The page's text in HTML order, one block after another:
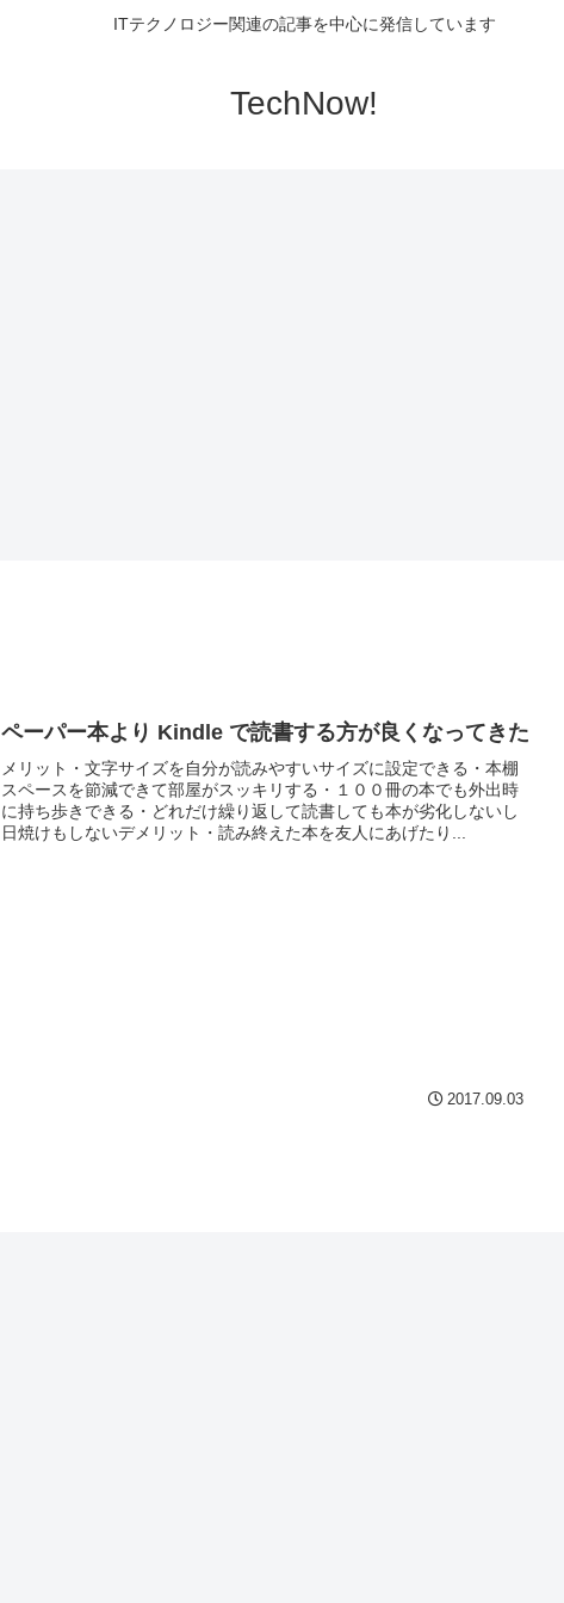
ITテクノロジー関連の記事を中心に発信しています
TechNow!
ペーパー本より Kindle で読書する方が良くなってきた
メリット・文字サイズを自分が読みやすいサイズに設定できる・本棚
スペースを節減できて部屋がスッキリする・１００冊の本でも外出時
に持ち歩きできる・どれだけ繰り返して読書しても本が劣化しないし
日焼けもしないデメリット・読み終えた本を友人にあげたり...
2017.09.03